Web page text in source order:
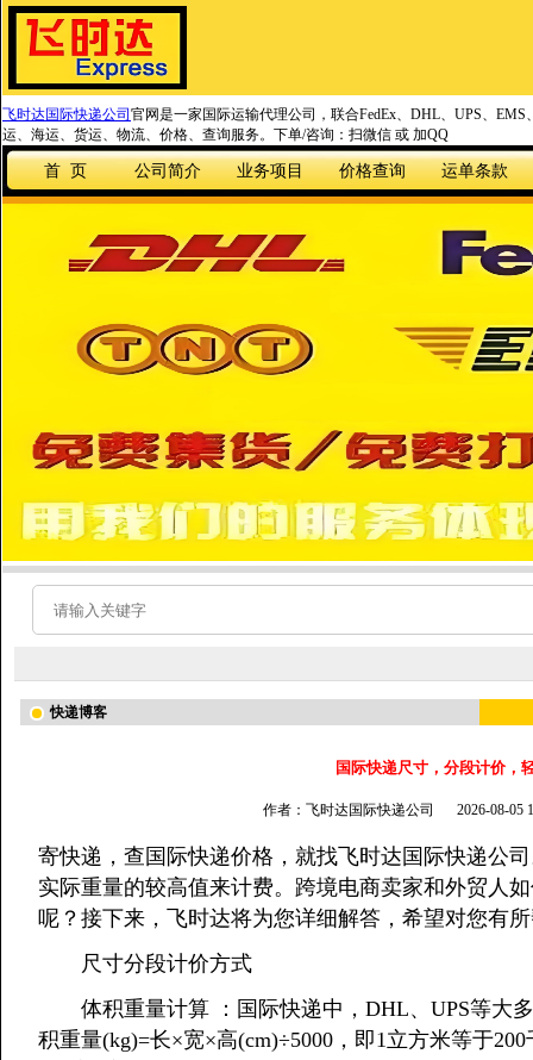
飞时达国际快递公司 官网是一家国际运输代理公司，联合FedEx、DHL、UPS、
运、海运、货运、物流、价格、查询服务。下单/咨询：扫微信 或 加QQ
首 页 公司简介 业务项目 价格查询 运单条款
快递博客
国际快递尺寸，分段计价，
作者：飞时达国际快递公司 2026-08-05
寄快递，查国际快递价格，就找飞时达国际快递公
实际重量的较高值来计费。跨境电商卖家和外贸人
呢？接下来，飞时达将为您详细解答，希望对您有
尺寸分段计价方式
体积重量计算 ：国际快递中，DHL、UPS等大
积重量(kg)=长×宽×高(cm)÷5000，即1立方米等于